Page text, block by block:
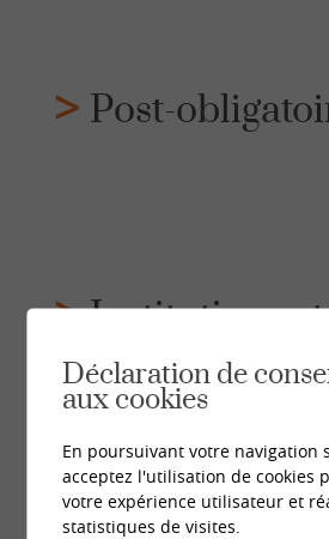
Post-
Institutions et
spécialisées
Déclaration de
aux cookies
En poursuivant votre navigation
acceptez l'utilisation de cookies
votre expérience utilisateur et
statistiques de visites.